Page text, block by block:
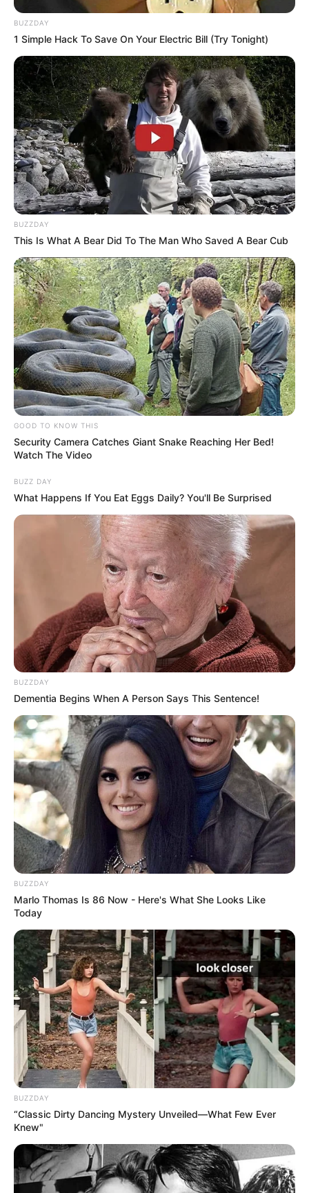
BUZZDAY
1 Simple Hack To Save On Your Electric Bill (Try Tonight)
BUZZDAY
This Is What A Bear Did To The Man Who Saved A Bear Cub
GOOD TO KNOW THIS
Security Camera Catches Giant Snake Reaching Her Bed!
Watch The Video
BUZZ DAY
What Happens If You Eat Eggs Daily? You'll Be Surprised
BUZZDAY
Dementia Begins When A Person Says This Sentence!
BUZZDAY
Marlo Thomas Is 86 Now - Here's What She Looks Like
Today
BUZZDAY
“Classic Dirty Dancing Mystery Unveiled—What Few Ever
Knew"